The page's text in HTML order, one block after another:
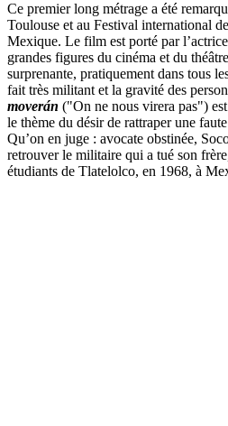
Ce premier long métrage a été
Toulouse et au Festival international
Mexique. Le film est porté par l’actrice
grandes figures du cinéma et du
surprenante, pratiquement dans tous
fait très militant et la gravité des
moverán ("On ne nous virera pas")
le thème du désir de rattraper une
Qu’on en juge : avocate obstinée,
retrouver le militaire qui a tué son
étudiants de Tlatelolco, en 1968, à